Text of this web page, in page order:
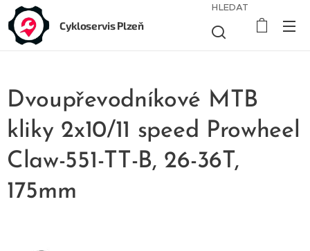
Cykloservis Plzeň
HLEDAT
Dvoupřevodníkové MTB
kliky 2x10/11 speed Prowheel
Claw-551-TT-B, 26-36T,
175mm